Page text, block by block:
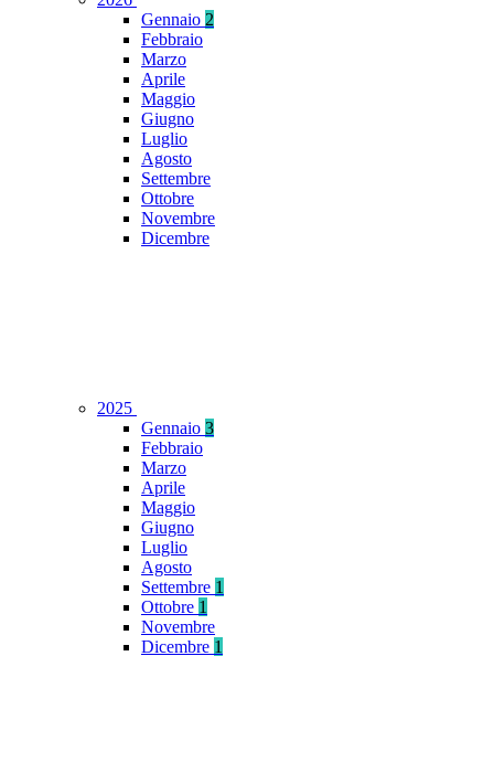
Gennaio 2
Febbraio
Marzo
Aprile
Maggio
Giugno
Luglio
Agosto
Settembre
Ottobre
Novembre
Dicembre
2025
Gennaio 3
Febbraio
Marzo
Aprile
Maggio
Giugno
Luglio
Agosto
Settembre 1
Ottobre 1
Novembre
Dicembre 1